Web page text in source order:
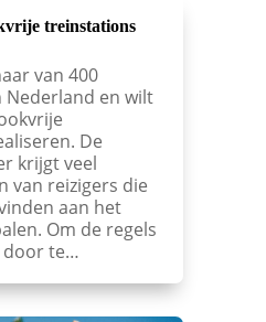
treinstations
van 400
en wilt
De
krijgt veel
van reizigers die
aan het
Om de regels
door te…